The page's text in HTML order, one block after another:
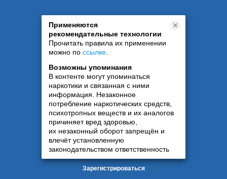
Применяются
рекомендательные технологии
Прочитать правила их применении
можно по ссылке
Возможны упоминания
В контенте могут упоминаться
наркотики и связанная с ними
информация. Незаконное
потребление наркотических средств,
психотропных веществ и их аналогов
причиняет вред здоровью,
их незаконный оборот запрещён и
влечёт установленную
законодательством ответственность
Зарегистрироваться